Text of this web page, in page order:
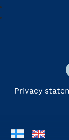
Privacy